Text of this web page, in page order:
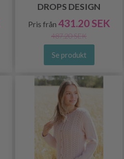
DROPS DESIGN
Pris från 431.20 SEK
487.20 SEK
Se produkt